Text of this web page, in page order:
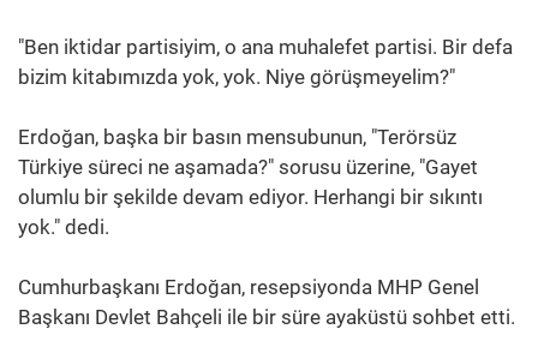
"Ben iktidar partisiyim, o ana muhalefet partisi. Bir defa
bizim kitabımızda yok, yok. Niye görüşmeyelim?"
Erdoğan, başka bir basın mensubunun, "Terörsüz
Türkiye süreci ne aşamada?" sorusu üzerine, "Gayet
olumlu bir şekilde devam ediyor. Herhangi bir sıkıntı
yok." dedi.
Cumhurbaşkanı Erdoğan, resepsiyonda MHP Genel
Başkanı Devlet Bahçeli ile bir süre ayaküstü sohbet etti.